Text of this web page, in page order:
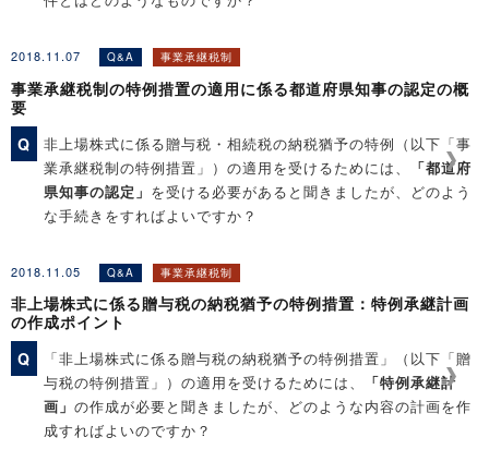
［関連コンテンツ］
◆Q&A解説「贈与税の特例措置に係る納税猶予の打ち切り」
（特例経営承継受贈者）の要件」
2018.11.07 Q&A 事業承継税制
事業承継税制の特例措置の適用に係る都道府県知事の認定の概
要
Q
非上場株式に係る贈与税・相続税の納税猶予の特例（以下「事
業承継税制の特例措置」）の適用を受けるためには、
「都道府
県知事の認定」 を受ける必要があると聞きましたが、どのよう
な手続きをすればよいですか？
［関連コンテンツ］
◆Q&A解説「特例承継計画の提出先」
◆Q&A解説「事業承継税制の適用を受けるには？ －手続き
ー」
2018.11.05 Q&A 事業承継税制
非上場株式に係る贈与税の納税猶予の特例措置：特例承継計画
の作成ポイント
Q
「非上場株式に係る贈与税の納税猶予の特例措置」（以下「贈
与税の特例措置」）の適用を受けるためには、
「特例承継計
画」 の作成が必要と聞きましたが、どのような内容の計画を作
成すればよいのですか？